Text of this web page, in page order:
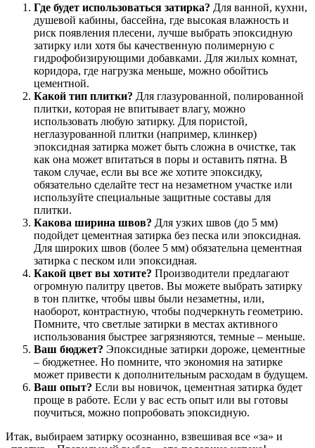
Где будет использоваться затирка? Для ванной, кухни,
душевой кабины, бассейна, где высокая влажность и
риск появления плесени, лучше выбрать эпоксидную
затирку или хотя бы качественную полимерную с
гидрофобизирующими добавками. Для жилых комнат,
коридора, где нагрузка меньше, можно обойтись
цементной.
Какой тип плитки? Для глазурованной, полированной
плитки, которая не впитывает влагу, можно
использовать любую затирку. Для пористой,
неглазурованной плитки (например, клинкер)
эпоксидная затирка может быть сложна в очистке, так
как она может впитаться в поры и оставить пятна. В
таком случае, если вы все же хотите эпоксидку,
обязательно сделайте тест на незаметном участке или
используйте специальные защитные составы для
плитки.
Какова ширина швов? Для узких швов (до 5 мм)
подойдет цементная затирка без песка или эпоксидная.
Для широких швов (более 5 мм) обязательна цементная
затирка с песком или эпоксидная.
Какой цвет вы хотите? Производители предлагают
огромную палитру цветов. Вы можете выбрать затирку
в тон плитке, чтобы швы были незаметны, или,
наоборот, контрастную, чтобы подчеркнуть геометрию.
Помните, что светлые затирки в местах активного
использования быстрее загрязняются, темные – меньше.
Ваш бюджет? Эпоксидные затирки дороже, цементные
– бюджетнее. Но помните, что экономия на затирке
может привести к дополнительным расходам в будущем.
Ваш опыт? Если вы новичок, цементная затирка будет
проще в работе. Если у вас есть опыт или вы готовы
поучиться, можно попробовать эпоксидную.
Итак, выбираем затирку осознанно, взвешивая все «за» и